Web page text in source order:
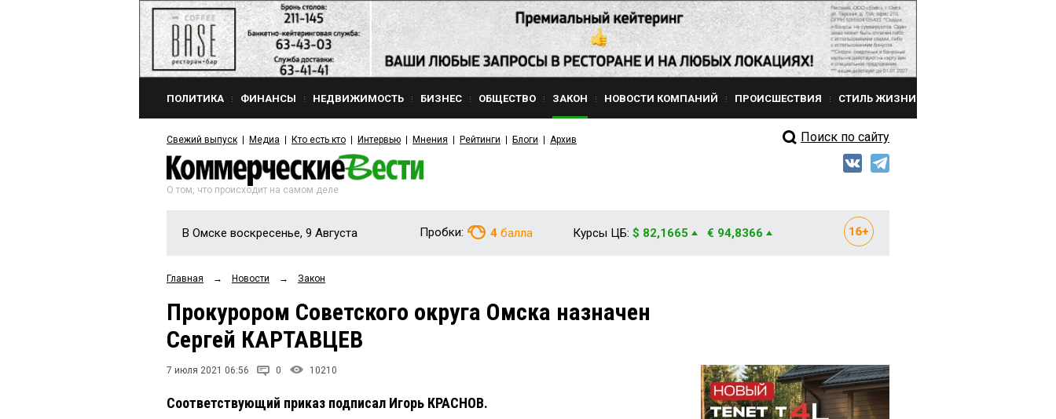
ПОЛИТИКА ФИНАНСЫ НЕДВИЖИМОСТЬ БИЗНЕС ОБЩЕСТВО ЗАКОН НОВОСТИ КОМПАНИЙ ПРОИСШЕСТВИЯ СТИЛЬ ЖИЗНИ
Свежий выпуск Медиа Кто есть кто Интервью Мнения Рейтинги Блоги Архив Поиск по сайту
О том, что происходит на самом деле
В Омске воскресенье, 9 Августа Пробки: 4 балла Курсы ЦБ: $ 82,1665 € 94,8366
Главная → Новости → Закон
Прокурором Советского округа Омска назначен
Сергей КАРТАВЦЕВ
7 июля 2021 06:56 0 10210
Соответствующий приказ подписал Игорь КРАСНОВ.